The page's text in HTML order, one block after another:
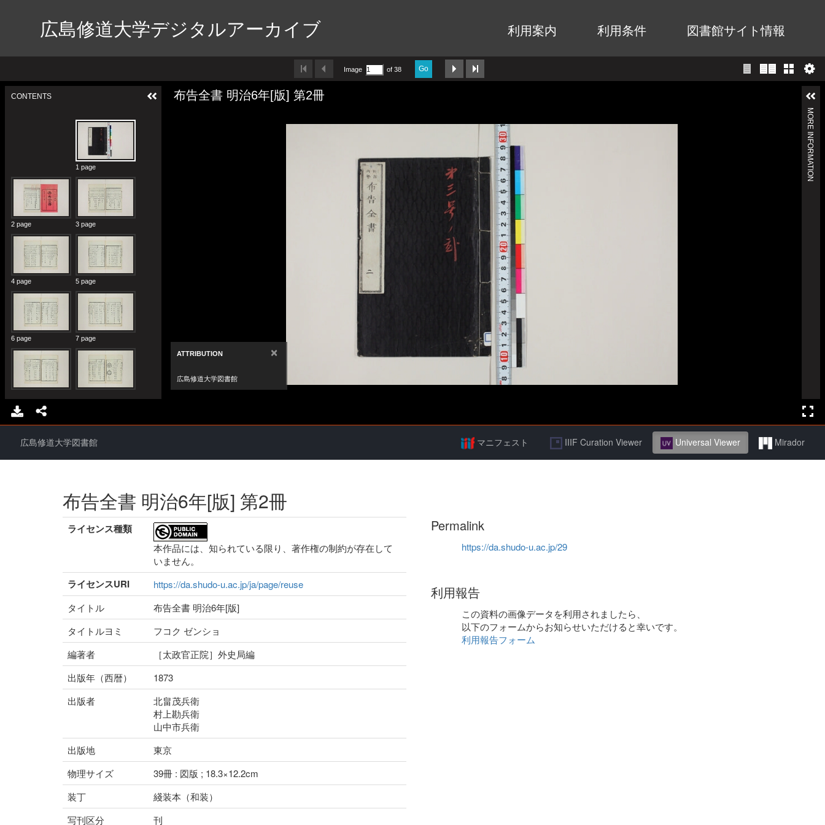
利用案内 利用条件 図書館サイト情報
広島修道大学デジタルアーカイブ
広島修道大学図書館 マニフェスト IIIF Curation Viewer Universal Viewer Mirador
布告全書 明治6年[版] 第2冊
ライセンス種類
本作品には、知られている限り、著作権の制約が存在して
いません。
ライセンスURI
https://da.shudo-u.ac.jp/ja/page/reuse
タイトル
布告全書 明治6年[版]
タイトルヨミ
フコク ゼンショ
編著者
［太政官正院］外史局編
出版年（西暦）
1873
出版者
北畠茂兵衛
村上勘兵衛
山中市兵衛
出版地
東京
物理サイズ
39冊 : 図版 ; 18.3×12.2cm
装丁
綫装本（和装）
写刊区分
刊
Permalink
https://da.shudo-u.ac.jp/29
利用報告
この資料の画像データを利用されましたら、
以下のフォームからお知らせいただけると幸いです。
利用報告フォーム